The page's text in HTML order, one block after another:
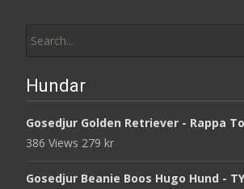
for:
Hundar
Gosedjur Golden Retriever - Rappa
386 Views 279 kr
Gosedjur Beanie Boos Hugo Hund - TY